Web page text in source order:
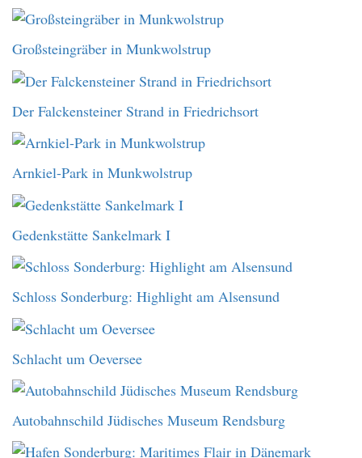
Großsteingräber in Munkwolstrup
Der Falckensteiner Strand in Friedrichsort
Arnkiel-Park in Munkwolstrup
Gedenkstätte Sankelmark I
Schloss Sonderburg: Highlight am Alsensund
Schlacht um Oeversee
Autobahnschild Jüdisches Museum Rendsburg